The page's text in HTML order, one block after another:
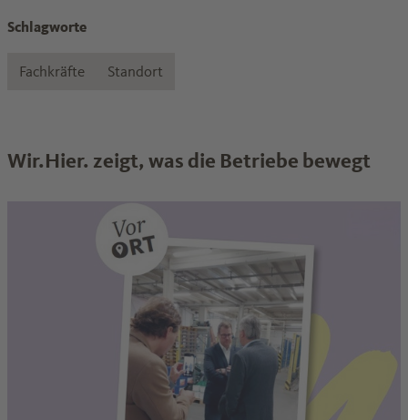
Schlagworte
Fachkräfte Standort
Wir.Hier. zeigt, was die Betriebe bewegt